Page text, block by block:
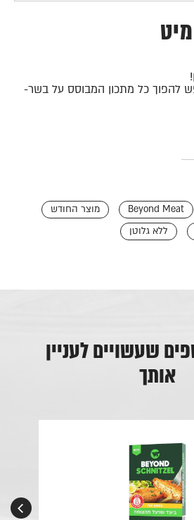
להפוך כל מתכון המבוסס על בשר-
Beyond Meat
מוצר החודש
ללא גלוטן
שעשויים לעניין
אותך